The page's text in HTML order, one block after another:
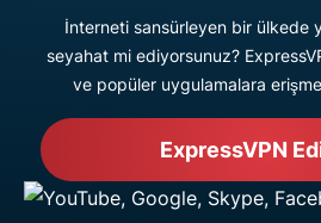
İnterneti sansürleyen bir ülkede
seyahat mi ediyorsunuz?
ve popüler uygulamalara
ExpressVPN